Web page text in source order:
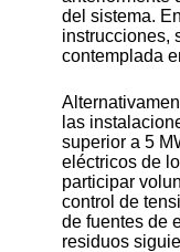
del sistema.
instrucciones,
contemplada
las
superior a 5
eléctricos de
participar
control de
de fuentes de
residuos